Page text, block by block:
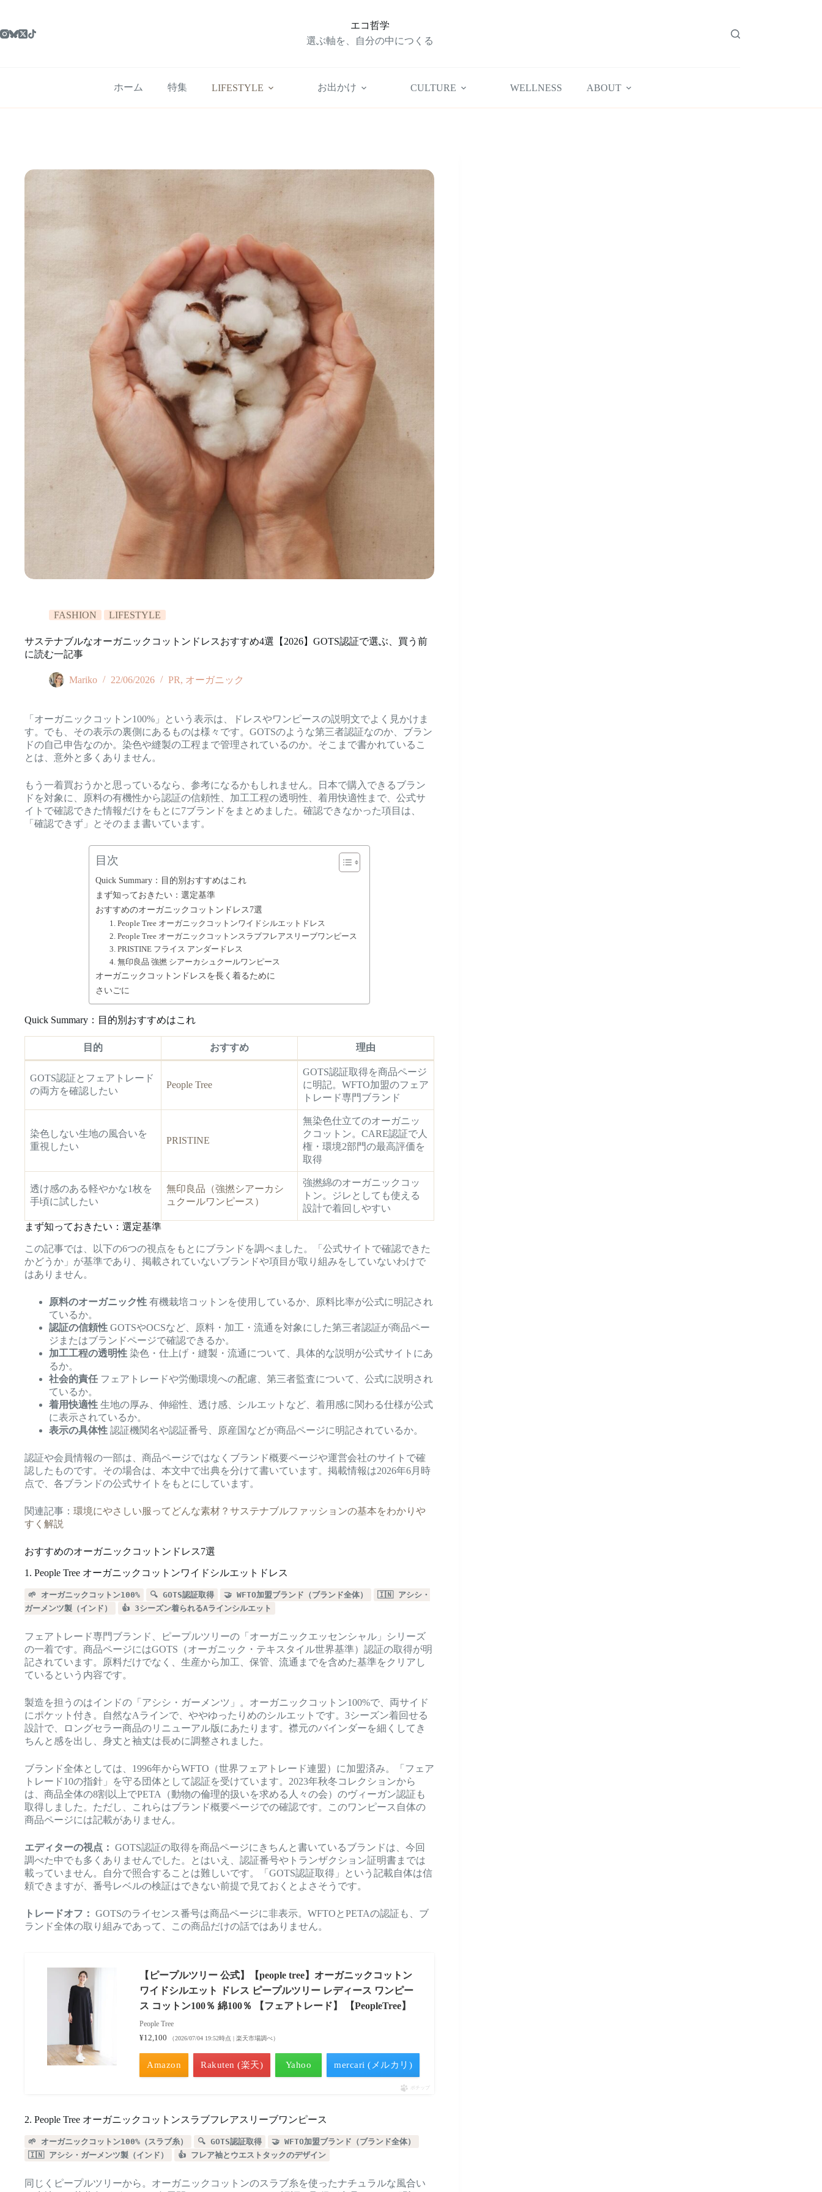
テ
ッ
エコ哲学
選ぶ軸を、自分の中につくる
ホーム 特集 LIFESTYLE お出かけ CULTURE WELLNESS ABOUT
FASHION LIFESTYLE
サステナブルなオーガニックコットンドレスおすすめ4選【2026】GOTS認証で選ぶ、買う前
に読む一記事
Mariko 22/06/2026 PR, オーガニック
「オーガニックコットン100%」という表示は、ドレスやワンピースの説明文でよく見かけま
す。でも、その表示の裏側にあるものは様々です。GOTSのような第三者認証なのか、ブラン
ドの自己申告なのか。染色や縫製の工程まで管理されているのか。そこまで書かれているこ
とは、意外と多くありません。
もう一着買おうかと思っているなら、参考になるかもしれません。日本で購入できるブラン
ドを対象に、原料の有機性から認証の信頼性、加工工程の透明性、着用快適性まで、公式サ
イトで確認できた情報だけをもとに7ブランドをまとめました。確認できなかった項目は、
「確認できず」とそのまま書いています。
目次
Quick Summary：目的別おすすめはこれ
まず知っておきたい：選定基準
おすすめのオーガニックコットンドレス7選
1. People Tree オーガニックコットンワイドシルエットドレス
2. People Tree オーガニックコットンスラブフレアスリーブワンピース
3. PRISTINE フライス アンダードレス
4. 無印良品 強撚 シアーカシュクールワンピース
オーガニックコットンドレスを長く着るために
さいごに
Quick Summary：目的別おすすめはこれ
目的 おすすめ 理由
GOTS認証とフェアトレード
の両方を確認したい
People Tree
GOTS認証取得を商品ページ
に明記。WFTO加盟のフェア
トレード専門ブランド
染色しない生地の風合いを
重視したい
PRISTINE
無染色仕立てのオーガニッ
クコットン。CARE認証で人
権・環境2部門の最高評価を
取得
透け感のある軽やかな1枚を
手頃に試したい
無印良品（強撚シアーカシ
ュクールワンピース）
強撚綿のオーガニックコッ
トン。ジレとしても使える
設計で着回しやすい
まず知っておきたい：選定基準
この記事では、以下の6つの視点をもとにブランドを調べました。「公式サイトで確認できた
かどうか」が基準であり、掲載されていないブランドや項目が取り組みをしていないわけで
はありません。
原料のオーガニック性 有機栽培コットンを使用しているか、原料比率が公式に明記され
ているか。
認証の信頼性 GOTSやOCSなど、原料・加工・流通を対象にした第三者認証が商品ペー
ジまたはブランドページで確認できるか。
加工工程の透明性 染色・仕上げ・縫製・流通について、具体的な説明が公式サイトにあ
るか。
社会的責任 フェアトレードや労働環境への配慮、第三者監査について、公式に説明され
ているか。
着用快適性 生地の厚み、伸縮性、透け感、シルエットなど、着用感に関わる仕様が公式
に表示されているか。
表示の具体性 認証機関名や認証番号、原産国などが商品ページに明記されているか。
認証や会員情報の一部は、商品ページではなくブランド概要ページや運営会社のサイトで確
認したものです。その場合は、本文中で出典を分けて書いています。掲載情報は2026年6月時
点で、各ブランドの公式サイトをもとにしています。
関連記事： 環境にやさしい服ってどんな素材？サステナブルファッションの基本をわかりや
すく解説
おすすめのオーガニックコットンドレス7選
1. People Tree オーガニックコットンワイドシルエットドレス
🌱 オーガニックコットン100% 🔍 GOTS認証取得 🤝 WFTO加盟ブランド（ブランド全体）
🇮🇳 アシシ・
ガーメンツ製（インド）
👍 3シーズン着られるAラインシルエット
フェアトレード専門ブランド、ピープルツリーの「オーガニックエッセンシャル」シリーズ
の一着です。商品ページにはGOTS（オーガニック・テキスタイル世界基準）認証の取得が明
記されています。原料だけでなく、生産から加工、保管、流通までを含めた基準をクリアし
ているという内容です。
製造を担うのはインドの「アシシ・ガーメンツ」。オーガニックコットン100%で、両サイド
にポケット付き。自然なAラインで、ややゆったりめのシルエットです。3シーズン着回せる
設計で、ロングセラー商品のリニューアル版にあたります。襟元のバインダーを細くしてき
ちんと感を出し、身丈と袖丈は長めに調整されました。
ブランド全体としては、1996年からWFTO（世界フェアトレード連盟）に加盟済み。「フェア
トレード10の指針」を守る団体として認証を受けています。2023年秋冬コレクションから
は、商品全体の8割以上でPETA（動物の倫理的扱いを求める人々の会）のヴィーガン認証も
取得しました。ただし、これらはブランド概要ページでの確認です。このワンピース自体の
商品ページには記載がありません。
エディターの視点： GOTS認証の取得を商品ページにきちんと書いているブランドは、今回
調べた中でも多くありませんでした。とはいえ、認証番号やトランザクション証明書までは
載っていません。自分で照合することは難しいです。「GOTS認証取得」という記載自体は信
頼できますが、番号レベルの検証はできない前提で見ておくとよさそうです。
トレードオフ： GOTSのライセンス番号は商品ページに非表示。WFTOとPETAの認証も、ブ
ランド全体の取り組みであって、この商品だけの話ではありません。
【ピープルツリー 公式】【people tree】オーガニックコットン
ワイドシルエット ドレス ピープルツリー レディース ワンピー
ス コットン100％ 綿100％ 【フェアトレード】 【PeopleTree】
People Tree
¥12,100 （2026/07/04 19:52時点 | 楽天市場調べ）
Amazon Rakuten (楽天) Yahoo mercari (メルカリ)
ポチップ
2. People Tree オーガニックコットンスラブフレアスリーブワンピース
🌱 オーガニックコットン100%（スラブ糸） 🔍 GOTS認証取得
🤝 WFTO加盟ブランド（ブランド全体）
🇮🇳 アシシ・ガーメンツ製（インド）
👍 フレア袖とウエストタックのデザイン
同じくピープルツリーから。オーガニックコットンのスラブ糸を使ったナチュラルな風合い